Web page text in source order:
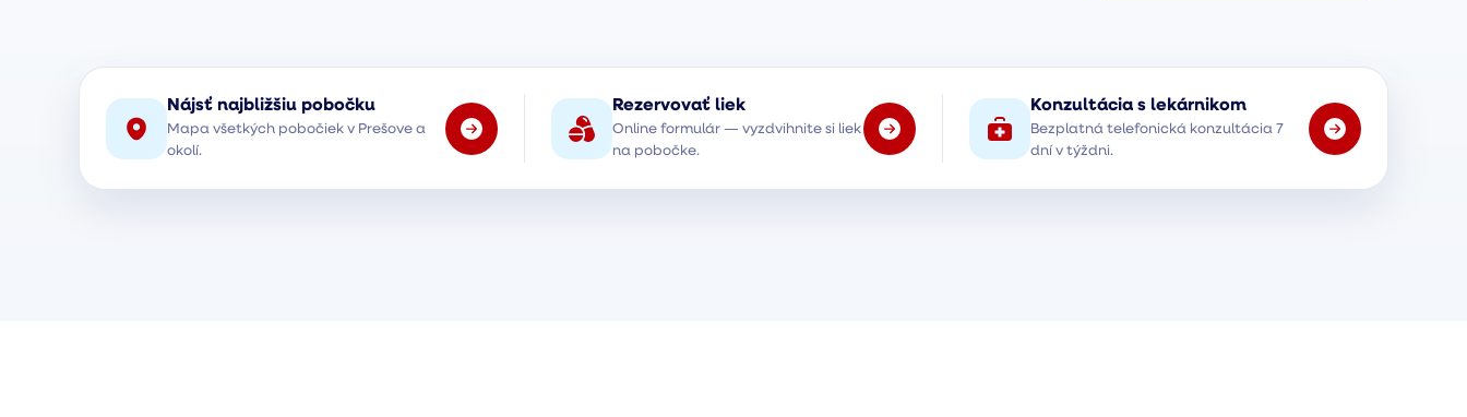
Nájsť najbližšiu pobočku
Mapa všetkých pobočiek v Prešove a
okolí.
Rezervovať liek
Online formulár — vyzdvihnite si liek
na pobočke.
Konzultácia s lekárnikom
Bezplatná telefonická konzultácia 7
dní v týždni.